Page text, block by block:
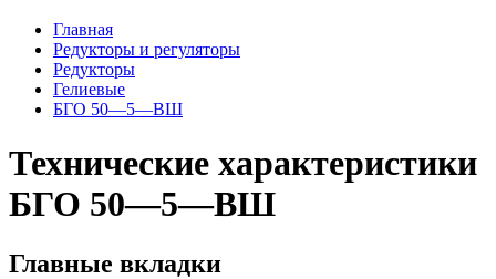
Главная
Редукторы и регуляторы
Редукторы
Гелиевые
БГО 50—5—ВШ
Технические характеристики
БГО 50—5—ВШ
Главные вкладки